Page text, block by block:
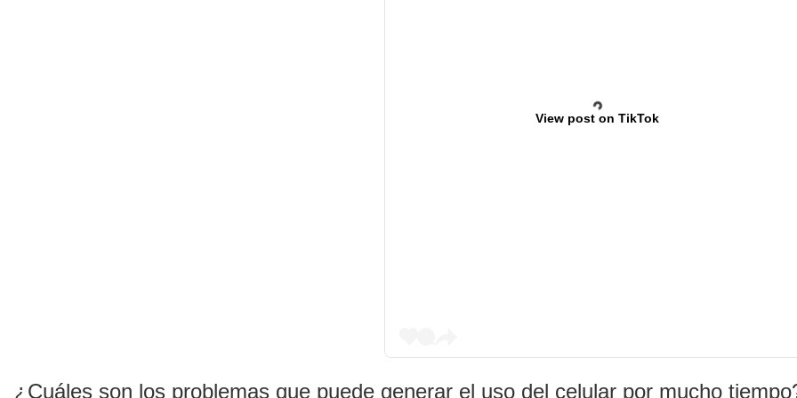
View post on TikTok
¿Cuáles son los problemas que puede generar el uso del celular por mucho